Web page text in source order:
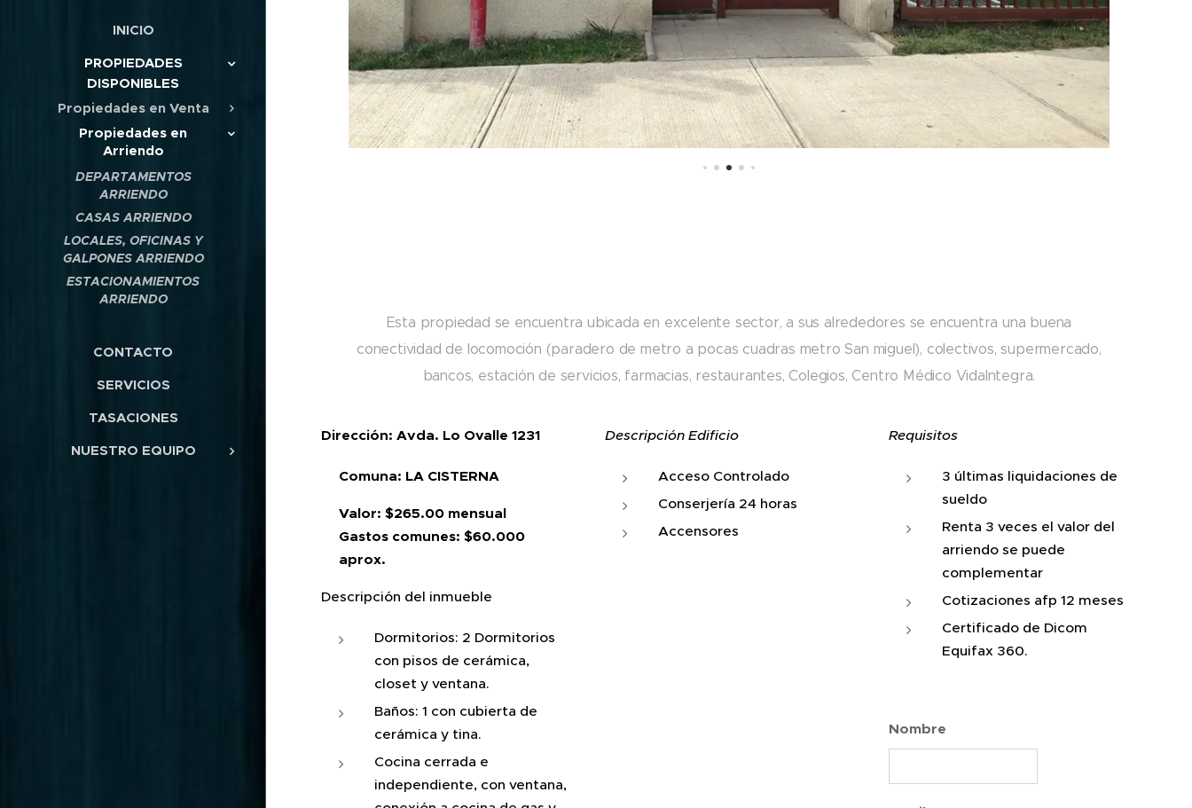
INICIO
PROPIEDADES
DISPONIBLES
Propiedades en Venta
Propiedades en
Arriendo
DEPARTAMENTOS
ARRIENDO
CASAS ARRIENDO
LOCALES, OFICINAS Y
GALPONES ARRIENDO
ESTACIONAMIENTOS
ARRIENDO
CONTACTO
SERVICIOS
TASACIONES
NUESTRO EQUIPO
Esta propiedad se encuentra ubicada en excelente sector, a sus alrededores se encuentra una buena
conectividad de locomoción (paradero de metro a pocas cuadras metro San miguel), colectivos, supermercado,
bancos, estación de servicios, farmacias, restaurantes, Colegios, Centro Médico VidaIntegra.
Dirección: Avda. Lo Ovalle 1231
Comuna: LA CISTERNA
Valor: $265.00 mensual
Gastos comunes: $60.000
aprox.
Descripción del inmueble
Dormitorios: 2 Dormitorios
con pisos de cerámica,
closet y ventana.
Baños: 1 con cubierta de
cerámica y tina.
Cocina cerrada e
independiente, con ventana,
Descripción Edificio
Acceso Controlado
Conserjería 24 horas
Accensores
Requisitos
3 últimas liquidaciones de
sueldo
Renta 3 veces el valor del
arriendo se puede
complementar
Cotizaciones afp 12 meses
Certificado de Dicom
Equifax 360.
Nombre